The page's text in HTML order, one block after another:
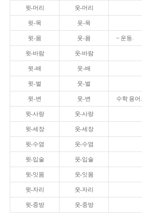
윗-머리 웃-머리
윗-목 웃-목
윗-몸 웃-몸 ~ 운동.
윗-바람 웃-바람
윗-배 웃-배
윗-벌 웃-벌
윗-변 웃-변 수학 용어.
윗-사랑 웃-사랑
윗-세장 웃-세장
윗-수염 웃-수염
윗-입술 웃-입술
윗-잇몸 웃-잇몸
윗-자리 웃-자리
윗-중방 웃-중방